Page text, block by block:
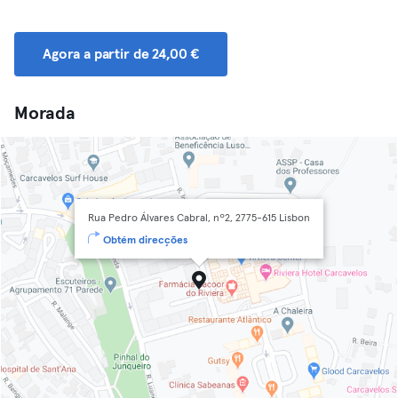
Agora a partir de 24,00 €
Morada
Rua Pedro Álvares Cabral, nº2, 2775-615 Lisbon
Obtém direcções